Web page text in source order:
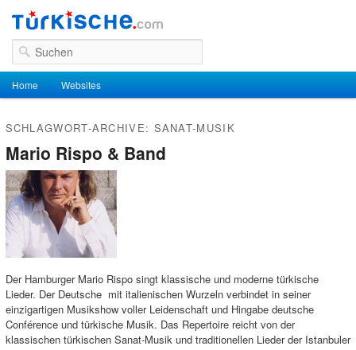
Suchen
Hauptmenü
Zum Inhalt wechseln
Zum sekundären Inhalt wechseln
Home Websites
SCHLAGWORT-ARCHIVE: SANAT-MUSIK
Mario Rispo & Band
Der Hamburger Mario Rispo singt klassische und moderne türkische
Lieder. Der Deutsche mit italienischen Wurzeln verbindet in seiner
einzigartigen Musikshow voller Leidenschaft und Hingabe deutsche
Conférence und türkische Musik. Das Repertoire reicht von der
klassischen türkischen Sanat-Musik und traditionellen Lieder der Istanbuler